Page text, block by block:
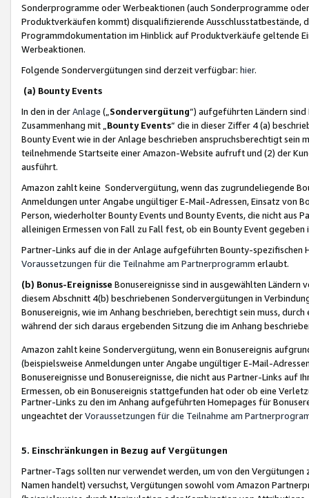
Sonderprogramme oder Werbeaktionen (auch Sonderprogramme
Produktverkäufen kommt) disqualifizierende Ausschlusstatbestände,
Programmdokumentation im Hinblick auf Produktverkäufe geltende
Werbeaktionen.
Folgende Sondervergütungen sind derzeit verfügbar: hier.
(a) Bounty Events
In den in derAnlage („ Sondervergütung“) aufgeführten Ländern
Zusammenhang mit „ Bounty Events“ die in dieser Ziffer 4 (a)
Bounty Event wie in der Anlage beschrieben anspruchsberechtigt sein
teilnehmende Startseite einer Amazon-Website aufruft und (2) der
ausführt.
Amazon zahlt keine Sondervergütung, wenn das zugrundeliegende
Anmeldungen unter Angabe ungültiger E-Mail-Adressen, Einsatz von
Person, wiederholter Bounty Events und Bounty Events, die nicht
alleinigen Ermessen von Fall zu Fall fest, ob ein Bounty Event
Partner-Links auf die in der Anlage aufgeführten Bounty-spezifischen
Voraussetzungen für die Teilnahme am Partnerprogramm erlaubt.
(b) Bonus-Ereignisse Bonusereignisse sind in ausgewählten Ländern
diesem Abschnitt 4(b) beschriebenen Sondervergütungen in
Bonusereignis, wie im Anhang beschrieben, berechtigt sein muss,
während der sich daraus ergebenden Sitzung die im Anhang
Amazon zahlt keine Sondervergütung, wenn ein Bonusereignis
(beispielsweise Anmeldungen unter Angabe ungültiger E-Mail-
Bonusereignisse und Bonusereignisse, die nicht aus Partner-Links auf
Ermessen, ob ein Bonusereignis stattgefunden hat oder ob eine
Partner-Links zu den im Anhang aufgeführten Homepages für
ungeachtet derVoraussetzungen für die Teilnahme am
5. Einschränkungen in Bezug auf Vergütungen
Partner-Tags sollten nur verwendet werden, um von den
Namen handelt) versuchst, Vergütungen sowohl vom Amazon